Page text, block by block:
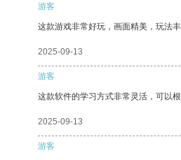
游客
这款游戏非常好玩，画面精美，玩法丰
2025-09-13
游客
这款软件的学习方式非常灵活，可以
2025-09-13
游客